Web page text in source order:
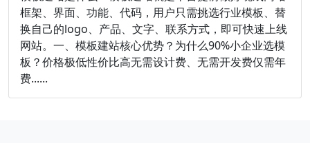
框架、界面、功能、代码，用户只需挑选行业模板、替
换自己的logo、产品、文字、联系方式，即可快速上线
网站。一、模板建站核心优势？为什么90%小企业选模
板？价格极低性价比高无需设计费、无需开发费仅需年
费......